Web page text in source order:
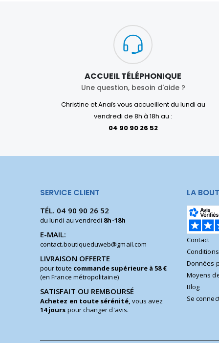
ACCUEIL TÉLÉPHONIQUE
Une question, besoin d'aide ?
Christine et Anaïs vous accueillent du lundi au
vendredi de 8h à 18h au :
04 90 90 26 52
SERVICE CLIENT
TÉL. 04 90 90 26 52
du lundi au vendredi 8h-18h
E-MAIL:
contact.boutiqueduweb@gmail.com
LIVRAISON OFFERTE
pour toute commande supérieure à 58 €
(en France métropolitaine)
SATISFAIT OU REMBOURSÉ
Achetez en toute sérénité, vous avez
14 jours pour changer d'avis.
LA
Contact
Données
Moyens
Blog
Se